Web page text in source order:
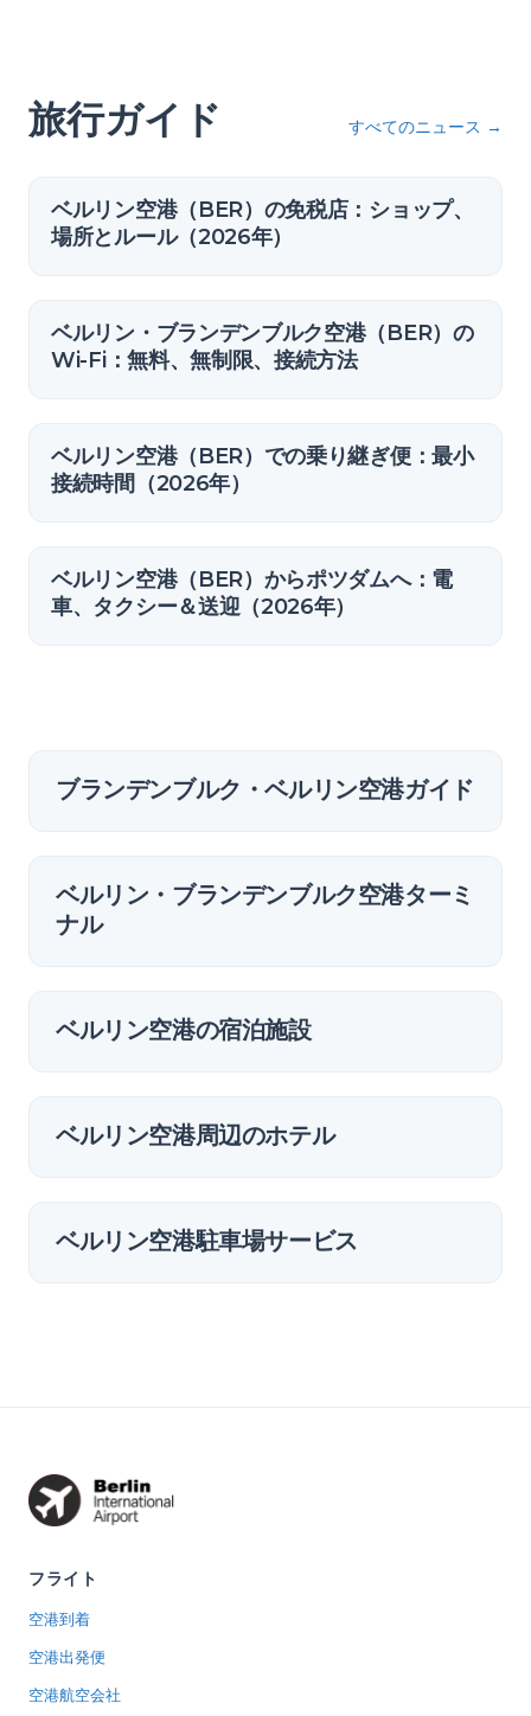
旅行ガイド すべてのニュース →
ベルリン空港（BER）の免税店：ショップ、
場所とルール（2026年）
ベルリン・ブランデンブルク空港（BER）の
Wi-Fi：無料、無制限、接続方法
ベルリン空港（BER）での乗り継ぎ便：最小
接続時間（2026年）
ベルリン空港（BER）からポツダムへ：電
車、タクシー＆送迎（2026年）
ブランデンブルク・ベルリン空港ガイド
ベルリン・ブランデンブルク空港ターミ
ナル
ベルリン空港の宿泊施設
ベルリン空港周辺のホテル
ベルリン空港駐車場サービス
フライト
空港到着
空港出発便
空港航空会社